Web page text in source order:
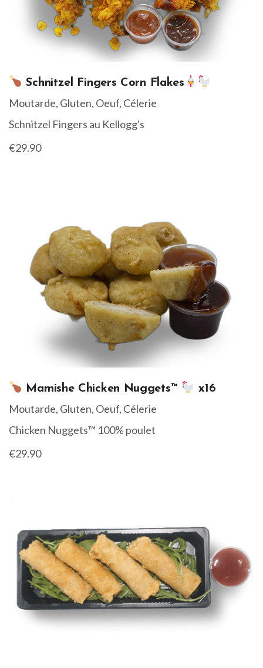
Schnitzel Fingers Corn Flakes
Moutarde, Gluten, Oeuf, Célerie
Schnitzel Fingers au Kellogg's
€29.90
Mamishe Chicken Nuggets™ x16
Moutarde, Gluten, Oeuf, Célerie
Chicken Nuggets™ 100% poulet
€29.90